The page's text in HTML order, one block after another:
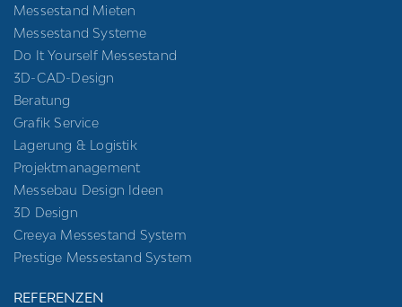
Messestand Mieten
Messestand Systeme
Do It Yourself Messestand
3D-CAD-Design
Beratung
Grafik Service
Lagerung & Logistik
Projektmanagement
Messebau Design Ideen
3D Design
Creeya Messestand System
Prestige Messestand System
REFERENZEN